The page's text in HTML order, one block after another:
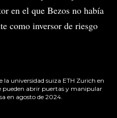
en el que Bezos no había
como inversor de riesgo
la universidad suiza ETH Zurich en
pueden abrir puertas y manipular
en agosto de 2024.